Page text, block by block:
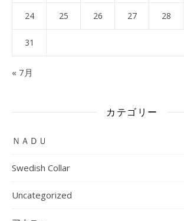
24 25 26 27 28
31
« 7月
カテゴリー
ＮＡＤＵ
Swedish Collar
Uncategorized